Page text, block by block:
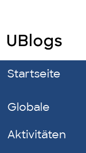
Startseite
Globale
Aktivitäten